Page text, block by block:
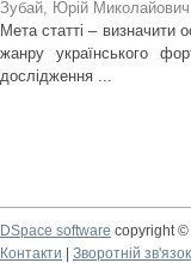
Зубай, Юрій Миколайович
Мета статті – визначити
жанру українського
дослідження ...
DSpace software copyright
Контакти
Зворотній зв'язок